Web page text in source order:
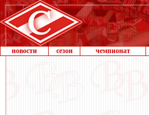
новости сезон чемпионат